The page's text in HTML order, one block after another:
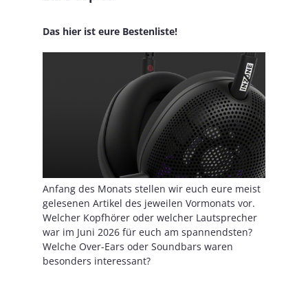
Das hier ist eure Bestenliste!
Anfang des Monats stellen wir euch eure meist
gelesenen Artikel des jeweilen Vormonats vor.
Welcher Kopfhörer oder welcher Lautsprecher
war im Juni 2026 für euch am spannendsten?
Welche Over-Ears oder Soundbars waren
besonders interessant?